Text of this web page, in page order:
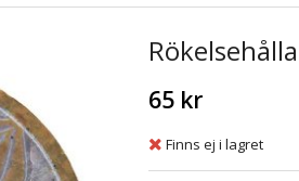
65 kr
Finns ej i lagret